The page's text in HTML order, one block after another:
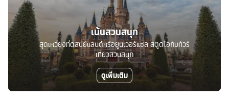
เน้นสวนสนุก
สุดเหวี่ยงที่ดิสนีย์แลนด์หรือยูนิเวอร์แซล สตูดิโอกับทัวร์
เที่ยวสวนสนุก
ดูเพิ่มเติม